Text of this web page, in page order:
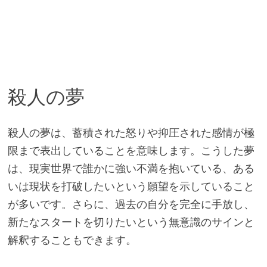
殺人の夢
殺人の夢は、蓄積された怒りや抑圧された感情が極
限まで表出していることを意味します。こうした夢
は、現実世界で誰かに強い不満を抱いている、ある
いは現状を打破したいという願望を示していること
が多いです。さらに、過去の自分を完全に手放し、
新たなスタートを切りたいという無意識のサインと
解釈することもできます。